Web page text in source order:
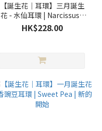
【誕生花｜耳環】三月誕生
花 - 水仙耳環 | Narcissus |
純潔與自愛
HK$228.00